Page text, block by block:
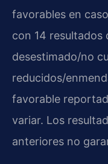
favorables en
con 14 resultados
desestimado/no
reducidos/
favorable
variar. Los
anteriores no